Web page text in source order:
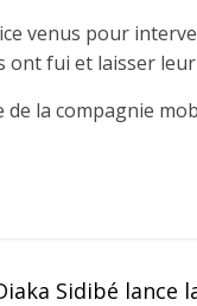
venus pour
ont fui et laisser
de la compagnie
Sidibé lance